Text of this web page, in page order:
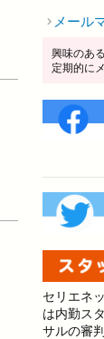
メール
興味のあ
定期的に
セリエネ
は内勤ス
サルの審